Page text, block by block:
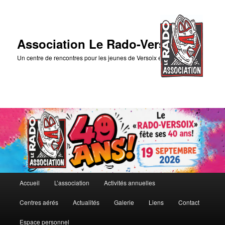
Association Le Rado-Versoix
Un centre de rencontres pour les jeunes de Versoix et des environs
principal
Aller
au
Accueil L’association Activités annuelles
Centres aérés Actualités Galerie Liens Contact
Espace personnel